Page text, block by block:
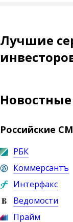
Лучшие
Российские
РБК
Коммерсантъ
Интерфакс
Ведомости
Прайм